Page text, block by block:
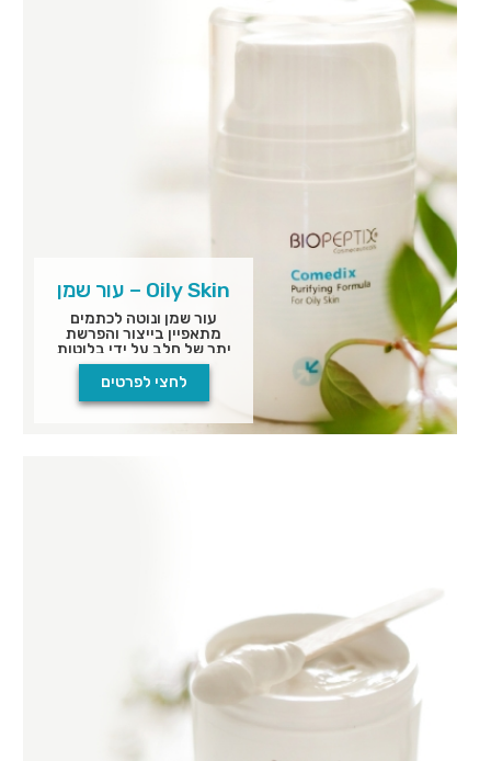
Oily Skin – עור שמן
עור שמן ונוטה לכתמים
מתאפיין בייצור והפרשת
יתר של חלב על ידי בלוטות
החלב של העור (סבוריאה)
היוצרים עור עם ברק
העור נראה שמנוני עם
נקבוביות מוגדלות ומרקם
לחצי לפרטים